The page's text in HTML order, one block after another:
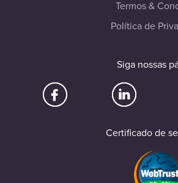
Termos &
Política de
Siga nossas
Certificado de